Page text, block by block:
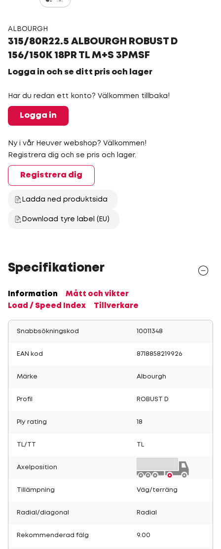
ALBOURGH
315/80R22.5 ALBOURGH ROBUST D
156/150K 18PR TL M+S 3PMSF
Logga in och se ditt pris och lager
Har du redan ett konto? Välkommen tillbaka!
Logga in
Ny i vår Heuver webshop? Välkommen!
Registrera dig och se pris och lager.
Registrera dig
Ladda ned produktsida
Download tyre label (EU)
Specifikationer
Information
Mått och vikter
Load / Speed Index
Tillverkare
Snabbsökningskod 10011348
EAN kod 8718858219926
Märke Albourgh
Profil ROBUST D
Ply rating 18
TL/TT
Axelposition
Tillämpning Väg/terräng
Radial/diagonal Radial
Rekommenderad fälg 9.00